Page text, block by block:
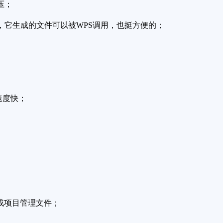
生成的文件可以被WPS调用，也挺方便的；
快；
目管理文件；